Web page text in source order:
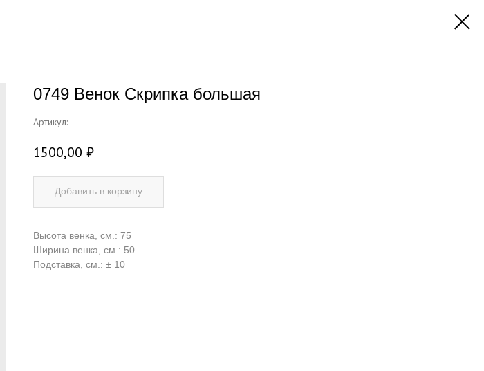
0749 Венок Скрипка большая
Артикул:
1500,00 ₽
Добавить в корзину
Высота венка, см.: 75
Ширина венка, см.: 50
Подставка, см.: ± 10